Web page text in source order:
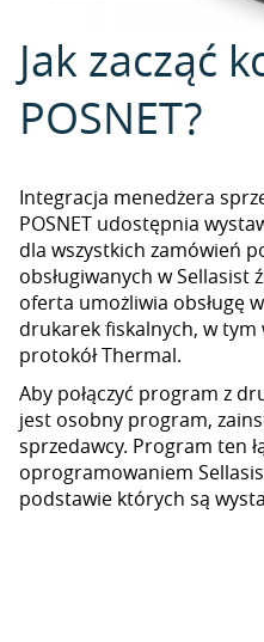
Jak zacząć
POSNET?
Integracja menedżera
POSNET udostępnia
dla wszystkich zamówień
obsługiwanych w Sellasist
oferta umożliwia obsługę
drukarek fiskalnych, w tym
protokół Thermal.
Aby połączyć program z
jest osobny program,
sprzedawcy. Program ten
oprogramowaniem
podstawie których są